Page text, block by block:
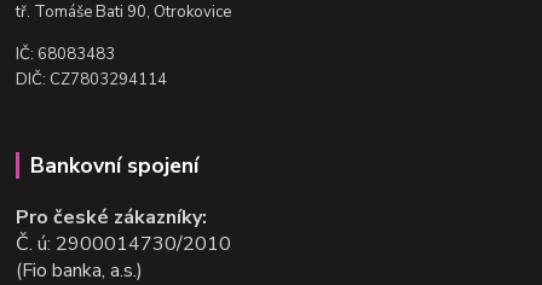
tř. Tomáše Bati 90, Otrokovice
IČ: 68083483
DIČ: CZ7803294114
Bankovní spojení
Pro české zákazníky:
Č. ú: 2900014730/2010
(Fio banka, a.s.)